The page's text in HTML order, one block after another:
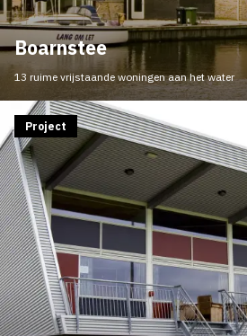
Boarnstee
13 ruime vrijstaande woningen aan het water
Project